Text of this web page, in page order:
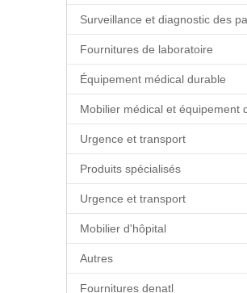
Fournitures de laboratoire
Équipement médical durable
Urgence et transport
Produits spécialisés
Urgence et transport
Mobilier d'hôpital
Autres
Fournitures denatl
Coussinet adhésif pour les yeux